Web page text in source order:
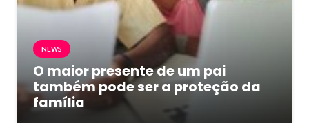
NEWS
O maior presente de um pai
também pode ser a proteção da
família